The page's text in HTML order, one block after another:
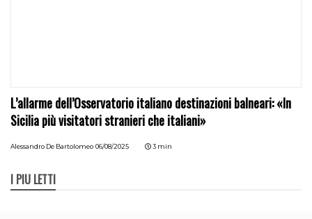
L’allarme dell’Osservatorio italiano destinazioni balneari: «In
Sicilia più visitatori stranieri che italiani»
Alessandro De Bartolomeo 06/08/2025 3 min
I PIÙ LETTI